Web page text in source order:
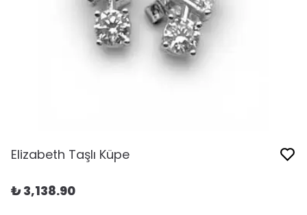
Elizabeth Taşlı Küpe
₺ 3,138.90